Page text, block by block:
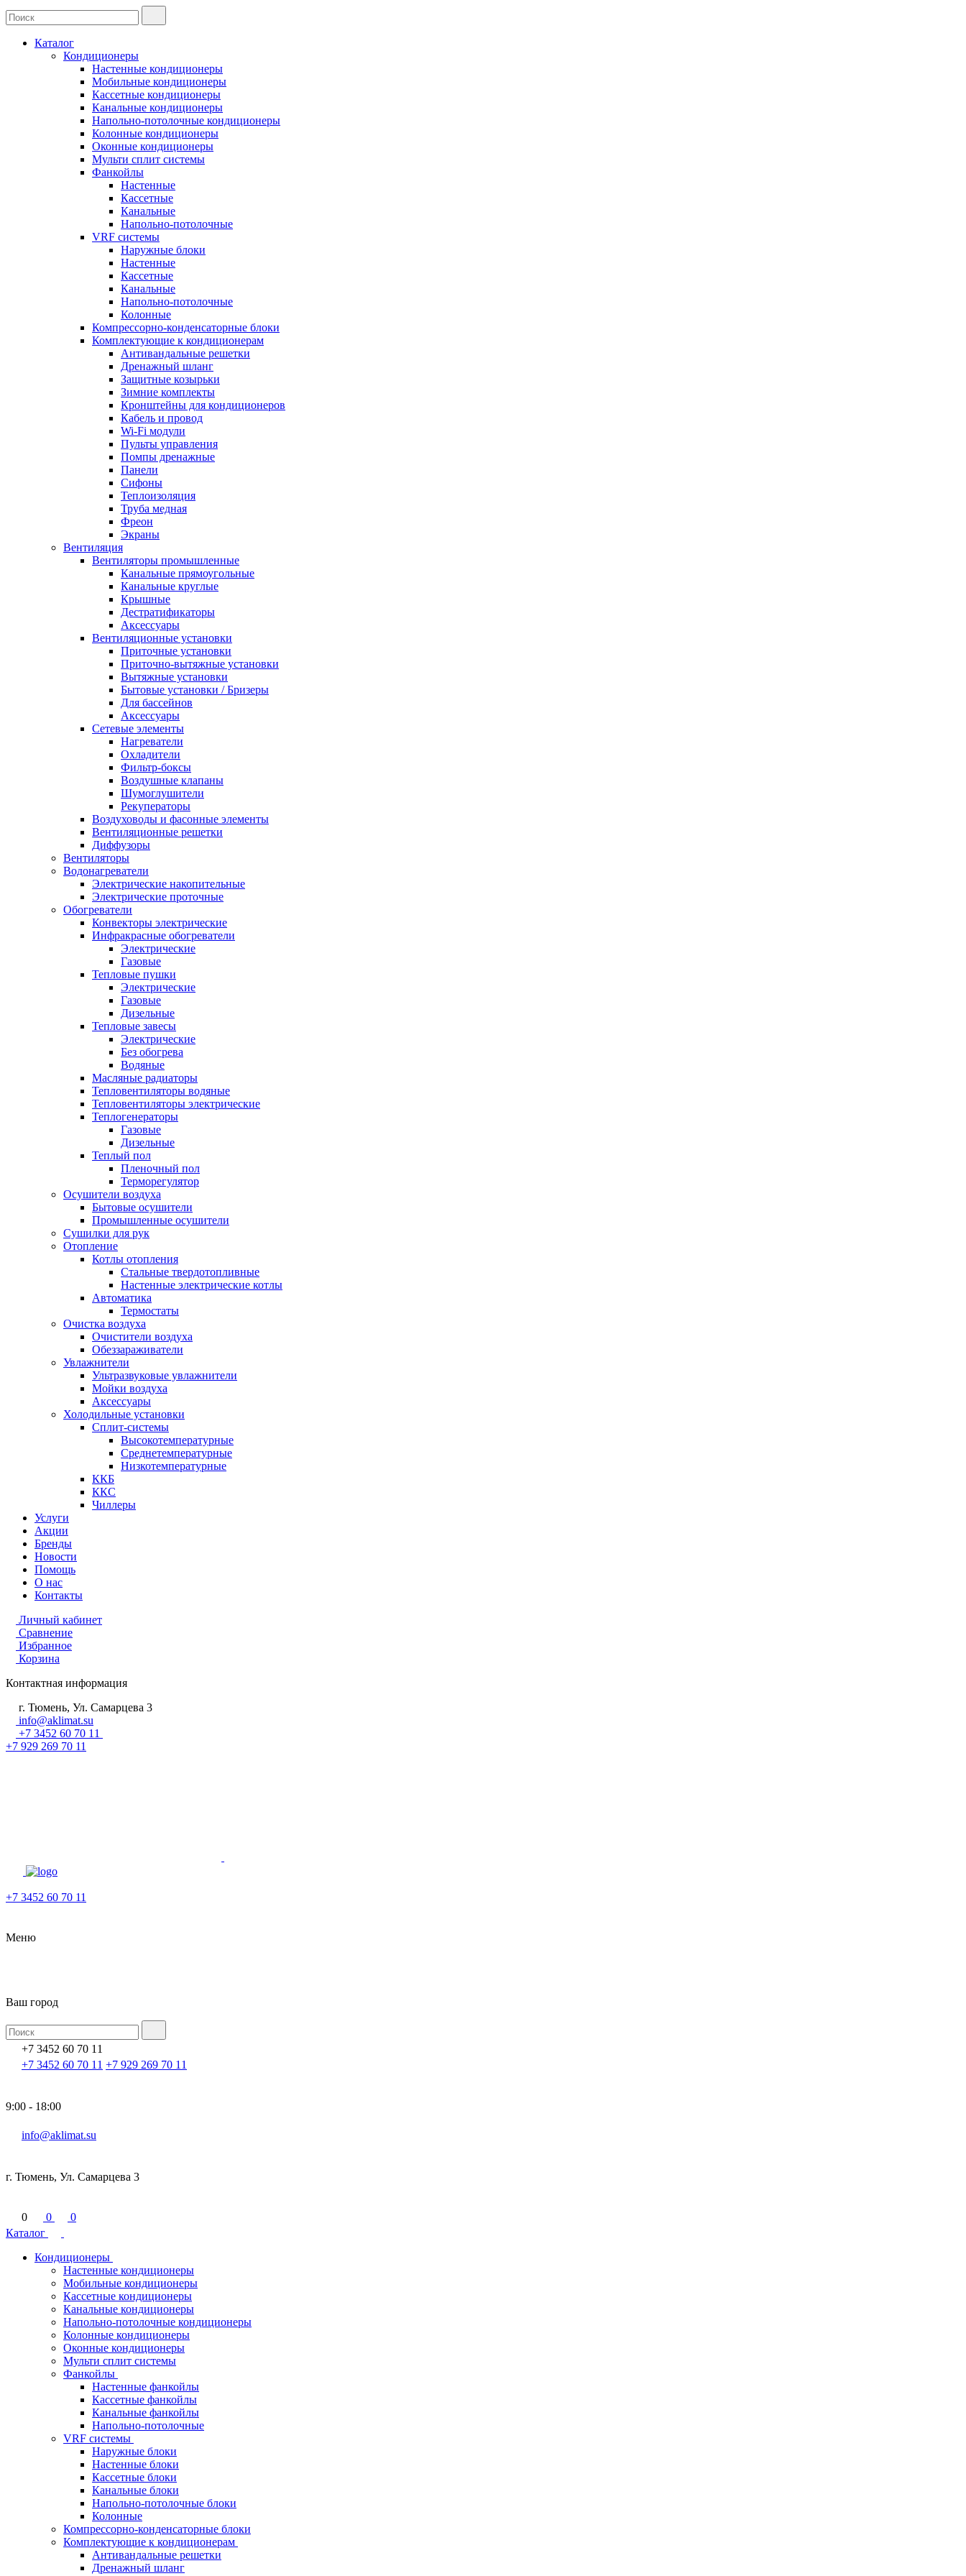
Каталог
Кондиционеры
Настенные кондиционеры
Мобильные кондиционеры
Кассетные кондиционеры
Канальные кондиционеры
Напольно-потолочные кондиционеры
Колонные кондиционеры
Оконные кондиционеры
Мульти сплит системы
Фанкойлы
Настенные
Кассетные
Канальные
Напольно-потолочные
VRF системы
Наружные блоки
Настенные
Кассетные
Канальные
Напольно-потолочные
Колонные
Компрессорно-конденсаторные блоки
Комплектующие к кондиционерам
Антивандальные решетки
Дренажный шланг
Защитные козырьки
Зимние комплекты
Кронштейны для кондиционеров
Кабель и провод
Wi-Fi модули
Пульты управления
Помпы дренажные
Панели
Сифоны
Теплоизоляция
Труба медная
Фреон
Экраны
Вентиляция
Вентиляторы промышленные
Канальные прямоугольные
Канальные круглые
Крышные
Дестратификаторы
Аксессуары
Вентиляционные установки
Приточные установки
Приточно-вытяжные установки
Вытяжные установки
Бытовые установки / Бризеры
Для бассейнов
Аксессуары
Сетевые элементы
Нагреватели
Охладители
Фильтр-боксы
Воздушные клапаны
Шумоглушители
Рекуператоры
Воздуховоды и фасонные элементы
Вентиляционные решетки
Диффузоры
Вентиляторы
Водонагреватели
Электрические накопительные
Электрические проточные
Обогреватели
Конвекторы электрические
Инфракрасные обогреватели
Электрические
Газовые
Тепловые пушки
Электрические
Газовые
Дизельные
Тепловые завесы
Электрические
Без обогрева
Водяные
Масляные радиаторы
Тепловентиляторы водяные
Тепловентиляторы электрические
Теплогенераторы
Газовые
Дизельные
Теплый пол
Пленочный пол
Терморегулятор
Осушители воздуха
Бытовые осушители
Промышленные осушители
Сушилки для рук
Отопление
Котлы отопления
Стальные твердотопливные
Настенные электрические котлы
Автоматика
Термостаты
Очистка воздуха
Очистители воздуха
Обеззараживатели
Увлажнители
Ультразвуковые увлажнители
Мойки воздуха
Аксессуары
Холодильные установки
Сплит-системы
Высокотемпературные
Среднетемпературные
Низкотемпературные
ККБ
ККС
Чиллеры
Услуги
Акции
Бренды
Новости
Помощь
О нас
Контакты
Личный кабинет
Сравнение
Избранное
Корзина
Контактная информация
г. Тюмень, Ул. Самарцева 3
info@aklimat.su
+7 3452 60 70 11
+7 929 269 70 11
+7 3452 60 70 11
Меню
Ваш город
+7 3452 60 70 11
+7 3452 60 70 11 +7 929 269 70 11
9:00 - 18:00
info@aklimat.su
г. Тюмень, Ул. Самарцева 3
0 0
0
Каталог
Кондиционеры
Настенные кондиционеры
Мобильные кондиционеры
Кассетные кондиционеры
Канальные кондиционеры
Напольно-потолочные кондиционеры
Колонные кондиционеры
Оконные кондиционеры
Мульти сплит системы
Фанкойлы
Настенные фанкойлы
Кассетные фанкойлы
Канальные фанкойлы
Напольно-потолочные
VRF системы
Наружные блоки
Настенные блоки
Кассетные блоки
Канальные блоки
Напольно-потолочные блоки
Колонные
Компрессорно-конденсаторные блоки
Комплектующие к кондиционерам
Антивандальные решетки
Дренажный шланг